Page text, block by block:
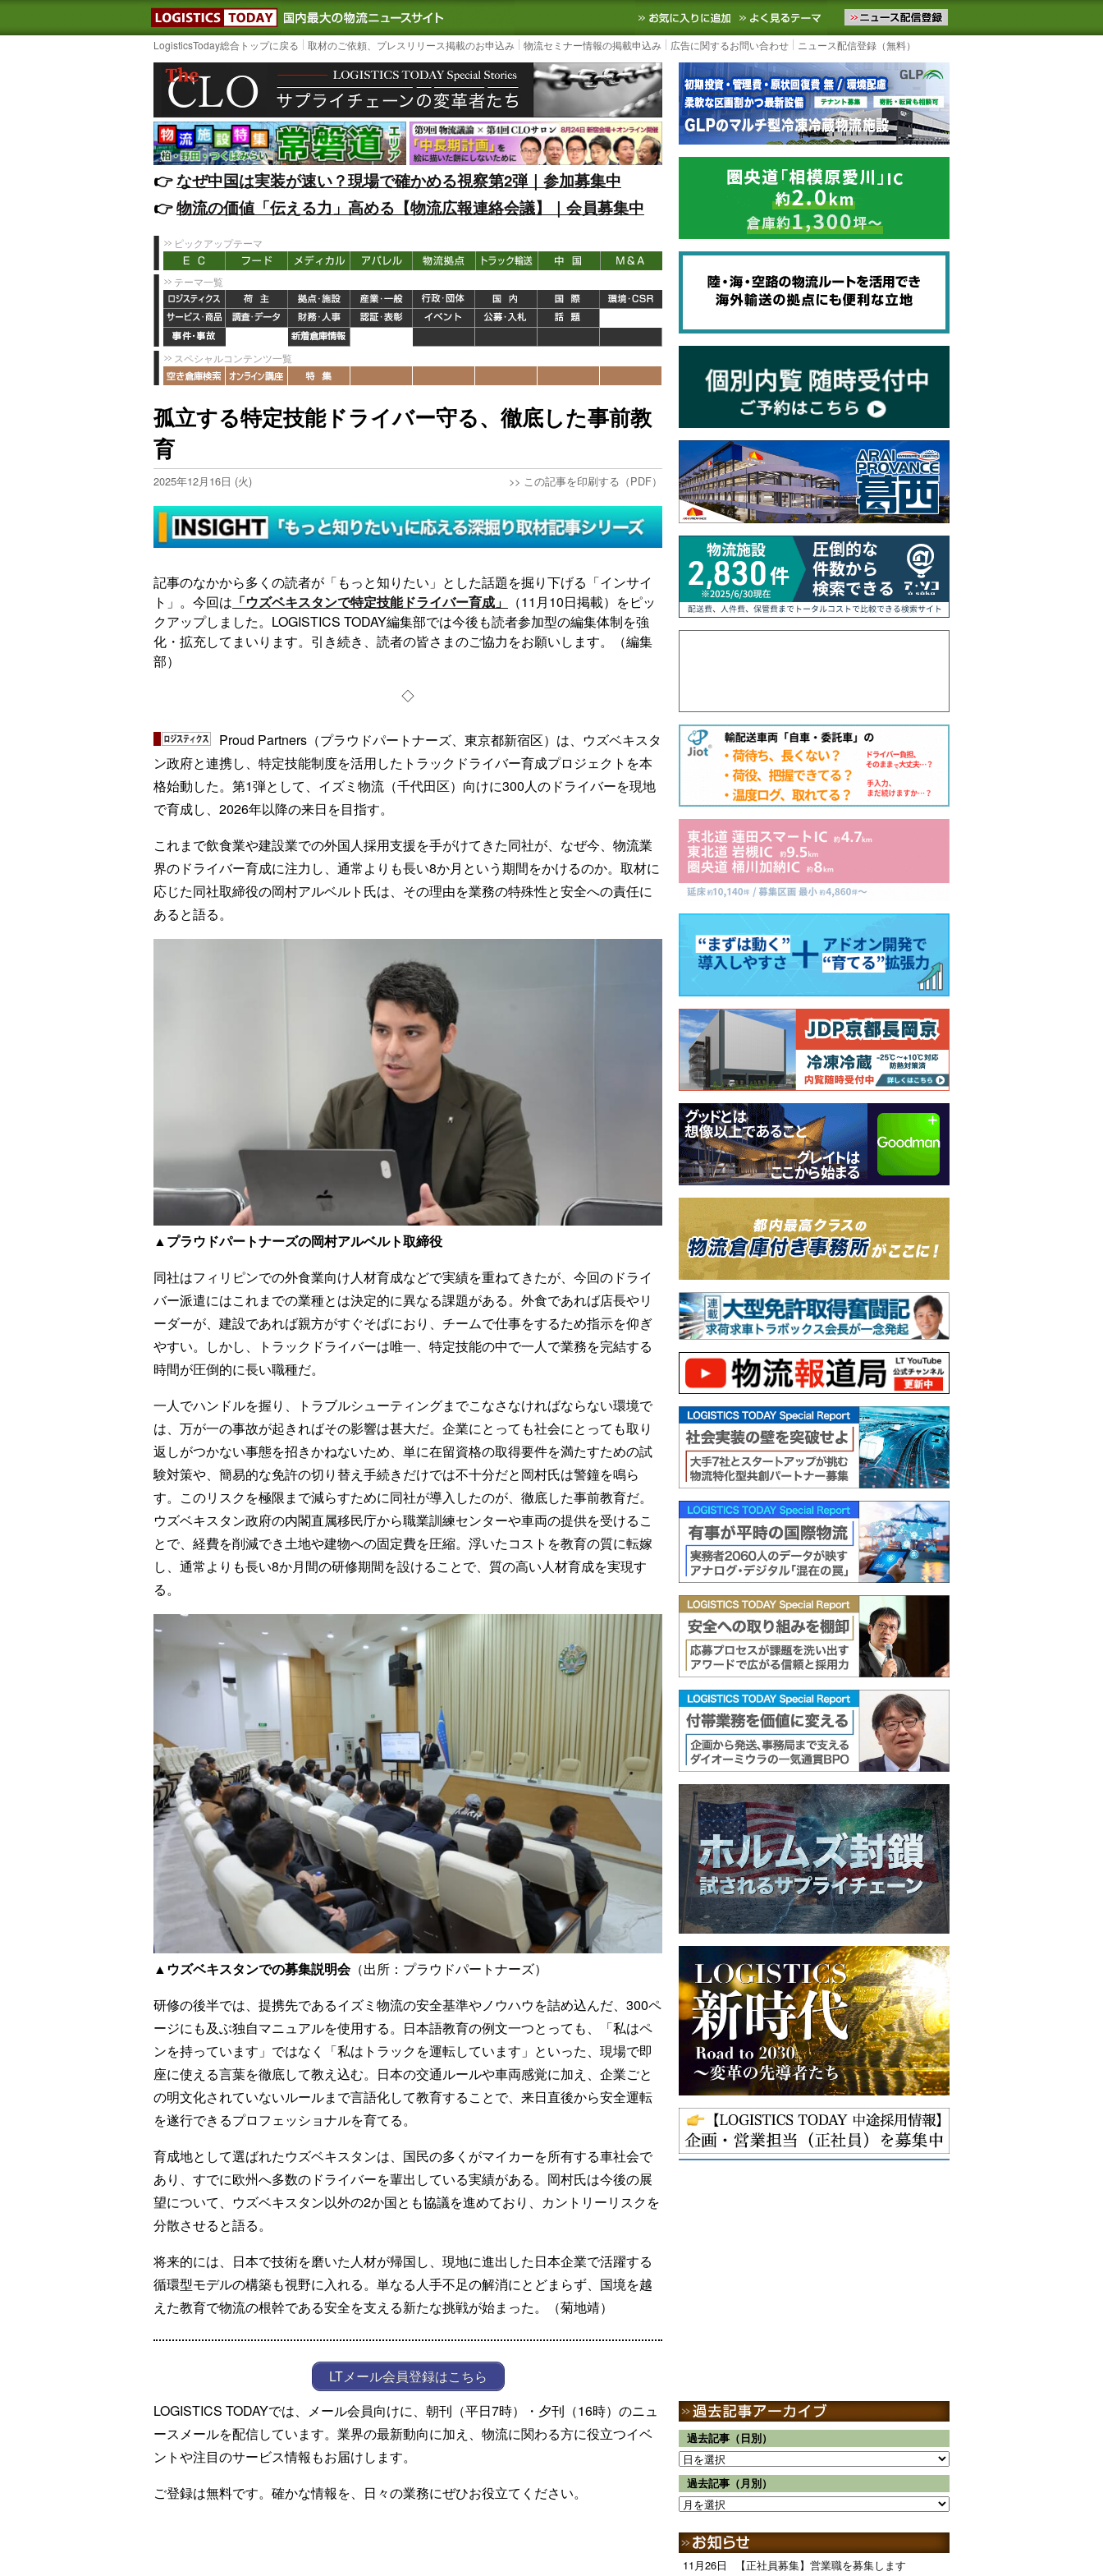
LOGISTICS TODAY｜国内最大の物流ニュースサイト3PL, SCMなど国内外の最新の物流ニュースをお届けします。物流ニュースメール配信を登録す
お気に入りに追加 よく見るテーマ
LogisticsToday総合トップに戻る 取材のご依頼、プレスリリース掲載のお申込み 物流セミナー情報の掲載申込み 広告に関するお問い合わせ ニュース配信登録（無料）
👉️なぜ中国は実装が速い？現場で確かめる視察第2弾｜参加募集中
👉️物流の価値「伝える力」高める【物流広報連絡会議】｜会員募集中
ピックアップテーマ
テーマ一覧
スペシャルコンテンツ一覧
孤立する特定技能ドライバー守る、徹底した事前教
育
2025年12月16日 (火) >> この記事を印刷する（PDF）
記事のなかから多くの読者が「もっと知りたい」とした話題を掘り下げる「インサイ
ト」。今回は 「ウズベキスタンで特定技能ドライバー育成」
（11月10日掲載）をピッ
クアップしました。LOGISTICS TODAY編集部では今後も読者参加型の編集体制を強
化・拡充してまいります。引き続き、読者の皆さまのご協力をお願いします。（編集
部）
◇
Proud Partners（プラウドパートナーズ、東京都新宿区）は、ウズベキスタ
ン政府と連携し、特定技能制度を活用したトラックドライバー育成プロジェクトを本
格始動した。第1弾として、イズミ物流（千代田区）向けに300人のドライバーを現地
で育成し、2026年以降の来日を目指す。
これまで飲食業や建設業での外国人採用支援を手がけてきた同社が、なぜ今、物流業
界のドライバー育成に注力し、通常よりも長い8か月という期間をかけるのか。取材に
応じた同社取締役の岡村アルベルト氏は、その理由を業務の特殊性と安全への責任に
あると語る。
▲プラウドパートナーズの岡村アルベルト取締役
同社はフィリピンでの外食業向け人材育成などで実績を重ねてきたが、今回のドライ
バー派遣にはこれまでの業種とは決定的に異なる課題がある。外食であれば店長やリ
ーダーが、建設であれば親方がすぐそばにおり、チームで仕事をするため指示を仰ぎ
やすい。しかし、トラックドライバーは唯一、特定技能の中で一人で業務を完結する
時間が圧倒的に長い職種だ。
一人でハンドルを握り、トラブルシューティングまでこなさなければならない環境で
は、万が一の事故が起きればその影響は甚大だ。企業にとっても社会にとっても取り
返しがつかない事態を招きかねないため、単に在留資格の取得要件を満たすための試
験対策や、簡易的な免許の切り替え手続きだけでは不十分だと岡村氏は警鐘を鳴ら
す。このリスクを極限まで減らすために同社が導入したのが、徹底した事前教育だ。
ウズベキスタン政府の内閣直属移民庁から職業訓練センターや車両の提供を受けるこ
とで、経費を削減でき土地や建物への固定費を圧縮。浮いたコストを教育の質に転嫁
し、通常よりも長い8か月間の研修期間を設けることで、質の高い人材育成を実現す
る。
▲ウズベキスタンでの募集説明会（出所：プラウドパートナーズ）
研修の後半では、提携先であるイズミ物流の安全基準やノウハウを詰め込んだ、300ペ
ージにも及ぶ独自マニュアルを使用する。日本語教育の例文一つとっても、「私はペ
ンを持っています」ではなく「私はトラックを運転しています」といった、現場で即
座に使える言葉を徹底して教え込む。日本の交通ルールや車両感覚に加え、企業ごと
の明文化されていないルールまで言語化して教育することで、来日直後から安全運転
を遂行できるプロフェッショナルを育てる。
育成地として選ばれたウズベキスタンは、国民の多くがマイカーを所有する車社会で
あり、すでに欧州へ多数のドライバーを輩出している実績がある。岡村氏は今後の展
望について、ウズベキスタン以外の2か国とも協議を進めており、カントリーリスクを
分散させると語る。
将来的には、日本で技術を磨いた人材が帰国し、現地に進出した日本企業で活躍する
循環型モデルの構築も視野に入れる。単なる人手不足の解消にとどまらず、国境を越
えた教育で物流の根幹である安全を支える新たな挑戦が始まった。（菊地靖）
LTメール会員登録はこちら
LOGISTICS TODAYでは、メール会員向けに、朝刊（平日7時）・夕刊（16時）のニュ
ースメールを配信しています。業界の最新動向に加え、物流に関わる方に役立つイベ
ントや注目のサービス情報もお届けします。
ご登録は無料です。確かな情報を、日々の業務にぜひお役立てください。
過去記事（日別）
過去記事（月別）
11月26日 【正社員募集】営業職を募集します